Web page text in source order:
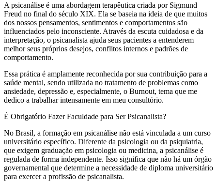
A psicanálise é uma abordagem terapêutica criada por Sigmund
Freud no final do século XIX. Ela se baseia na ideia de que muitos
dos nossos pensamentos, sentimentos e comportamentos são
influenciados pelo inconsciente. Através da escuta cuidadosa e da
interpretação, o psicanalista ajuda seus pacientes a entenderem
melhor seus próprios desejos, conflitos internos e padrões de
comportamento.
Essa prática é amplamente reconhecida por sua contribuição para a
saúde mental, sendo utilizada no tratamento de problemas como
ansiedade, depressão e, especialmente, o Burnout, tema que me
dedico a trabalhar intensamente em meu consultório.
É Obrigatório Fazer Faculdade para Ser Psicanalista?
No Brasil, a formação em psicanálise não está vinculada a um curso
universitário específico. Diferente da psicologia ou da psiquiatria,
que exigem graduação em psicologia ou medicina, a psicanálise é
regulada de forma independente. Isso significa que não há um órgão
governamental que determine a necessidade de diploma universitário
para exercer a profissão de psicanalista.